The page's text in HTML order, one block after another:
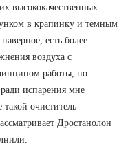
высококачественных
в крапинку и темным
есть более
воздуха с
работы, но
испарения мне
очиститель-
Дростанолон